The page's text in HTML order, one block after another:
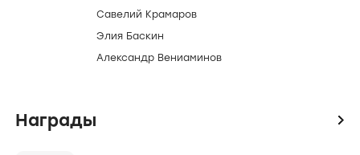
Савелий Крамаров
Элия Баскин
Александр Вениаминов
Награды icon